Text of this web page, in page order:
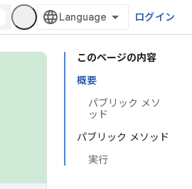
ログイン
このページの内容
概要
パブリック メソ
ッド
パブリック メソッド
実行